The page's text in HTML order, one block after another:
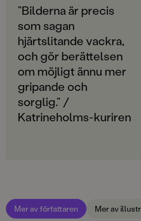
La petite sirène
ORIGINALSPRÅK
Franska
ÖVERSÄTTARE
Suzanne Öhman
SPRÅK
Svenska
PUBLICERINGSDATUM
CE-MÄRKNING
Nej
”Bilderna är precis
som sagan
hjärtslitande vackra,
och gör berättelsen
om möjligt ännu mer
gripande och
sorglig.” /
Katrineholms-kuriren
Mer av författaren Mer av